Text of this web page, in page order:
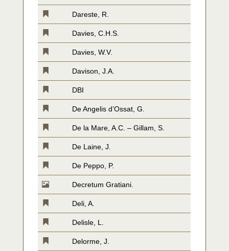
Dareste, R.
Davies, C.H.S.
Davies, W.V.
Davison, J.A.
DBI
De Angelis d’Ossat, G.
De la Mare, A.C. – Gillam, S.
De Laine, J.
De Peppo, P.
Decretum Gratiani.
Deli, A.
Delisle, L.
Delorme, J.